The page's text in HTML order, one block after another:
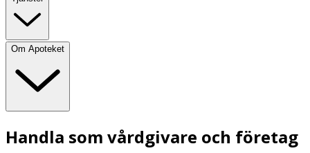
Om Apoteket
Handla som vårdgivare och företag